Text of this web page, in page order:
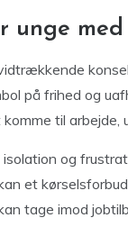
unge
på frihed og
til arbejde,
og
et
tage imod